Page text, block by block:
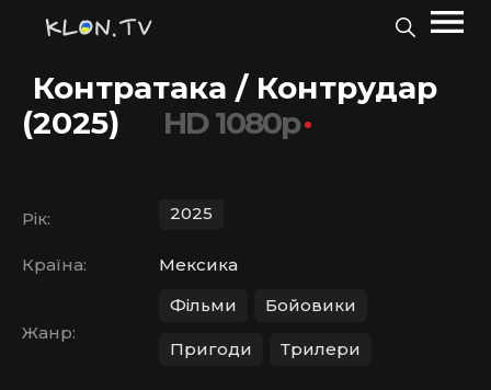
Контратака / Контрудар
(2025)
HD 1080p
Рік: 2025
Країна: Мексика
Жанр:
Фільми Бойовики
Пригоди Трилери